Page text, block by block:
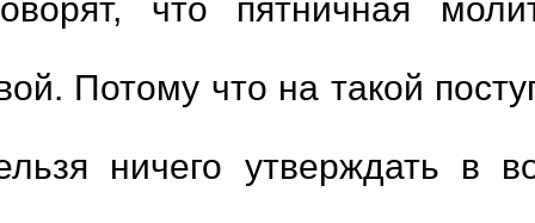
Потому что на такой
ничего утверждать в